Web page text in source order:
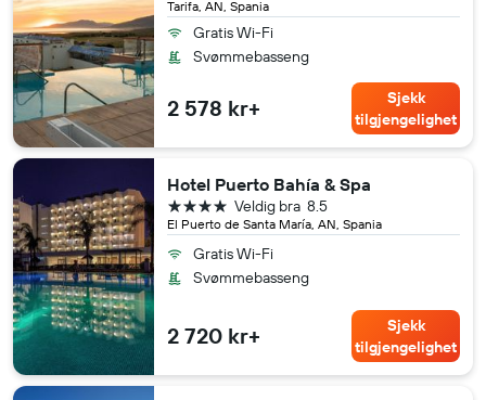
Tarifa, AN, Spania
Gratis Wi-Fi
Svømmebasseng
2 578 kr+
Sjekk
tilgjengelighet
Hotel Puerto Bahía & Spa
El Puerto de Santa María, AN, Spania
8.5
Veldig bra
4 stjerner
Gratis Wi-Fi
Svømmebasseng
2 720 kr+
Sjekk
tilgjengelighet